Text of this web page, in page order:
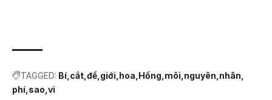
TAGGED: Bí cắt để giới hoa Hồng môi nguyên nhân
phí sao vì